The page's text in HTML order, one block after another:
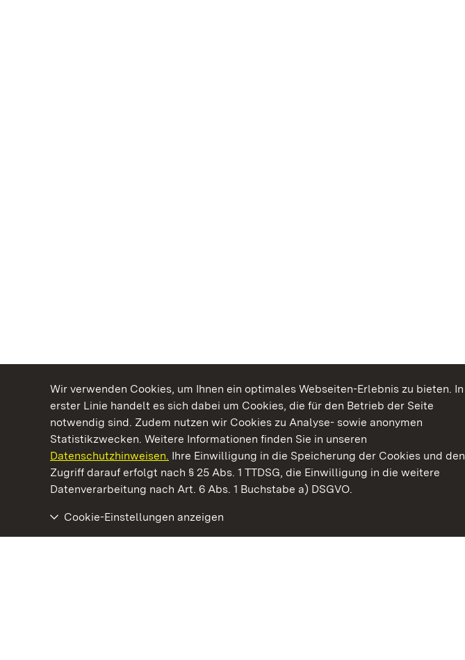
Wir verwenden Cookies, um Ihnen ein optimales Webseiten-Erlebnis zu bieten. In
erster Linie handelt es sich dabei um Cookies, die für den Betrieb der Seite
notwendig sind. Zudem nutzen wir Cookies zu Analyse- sowie anonymen
Statistikzwecken. Weitere Informationen finden Sie in unseren
Datenschutzhinweisen. Ihre Einwilligung in die Speicherung der Cookies und den
Zugriff darauf erfolgt nach § 25 Abs. 1 TTDSG, die Einwilligung in die weitere
Datenverarbeitung nach Art. 6 Abs. 1 Buchstabe a) DSGVO.
Cookie-Einstellungen anzeigen
Kommen. Staunen. Genießen.